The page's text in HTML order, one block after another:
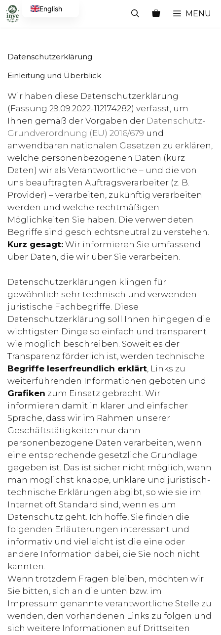
Skip
to
MENU
Datenschutzerklärung
Einleitung und Überblick
Wir haben diese Datenschutzerklärung
(Fassung 29.09.2022-112174282) verfasst, um
Ihnen gemäß der Vorgaben der Datenschutz-
Grundverordnung (EU) 2016/679 und
anwendbaren nationalen Gesetzen zu erklären,
welche personenbezogenen Daten (kurz
Daten) wir als Verantwortliche – und die von
uns beauftragten Auftragsverarbeiter (z. B.
Provider) – verarbeiten, zukünftig verarbeiten
werden und welche rechtmäßigen
Möglichkeiten Sie haben. Die verwendeten
Begriffe sind geschlechtsneutral zu verstehen.
Kurz gesagt: Wir informieren Sie umfassend
über Daten, die wir über Sie verarbeiten.
Datenschutzerklärungen klingen für
gewöhnlich sehr technisch und verwenden
juristische Fachbegriffe. Diese
Datenschutzerklärung soll Ihnen hingegen die
wichtigsten Dinge so einfach und transparent
wie möglich beschreiben. Soweit es der
Transparenz förderlich ist, werden technische
Begriffe leserfreundlich erklärt , Links zu
weiterführenden Informationen geboten und
Grafiken zum Einsatz gebracht. Wir
informieren damit in klarer und einfacher
Sprache, dass wir im Rahmen unserer
Geschäftstätigkeiten nur dann
personenbezogene Daten verarbeiten, wenn
eine entsprechende gesetzliche Grundlage
gegeben ist. Das ist sicher nicht möglich, wenn
man möglichst knappe, unklare und juristisch-
technische Erklärungen abgibt, so wie sie im
Internet oft Standard sind, wenn es um
Datenschutz geht. Ich hoffe, Sie finden die
folgenden Erläuterungen interessant und
informativ und vielleicht ist die eine oder
andere Information dabei, die Sie noch nicht
kannten.
Wenn trotzdem Fragen bleiben, möchten wir
Sie bitten, sich an die unten bzw. im
Impressum genannte verantwortliche Stelle zu
wenden, den vorhandenen Links zu folgen und
sich weitere Informationen auf Drittseiten
English